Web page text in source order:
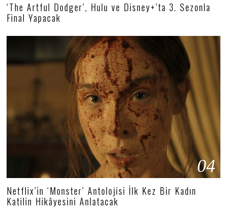
‘The Artful Dodger’, Hulu ve Disney+’ta 3. Sezonla
Final Yapacak
04
Netflix’in ‘Monster’ Antolojisi İlk Kez Bir Kadın
Katilin Hikâyesini Anlatacak